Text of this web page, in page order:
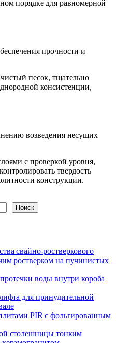
порядке для равномерной
прочности и
песок, тщательно
консистенции,
возведения несущих
с проверкой уровня,
твердость
конструкции.
Поиск
свайно-ростверкового
ростверком на пучинистых
воды внутри короба
для принудительной
PIR с фольгированным
столешницы тонким